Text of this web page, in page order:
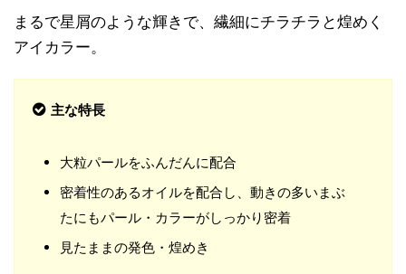
まるで星屑のような輝きで、繊細にチラチラと煌めく
アイカラー。
主な特長
大粒パールをふんだんに配合
密着性のあるオイルを配合し、動きの多いまぶ
たにもパール・カラーがしっかり密着
見たままの発色・煌めき